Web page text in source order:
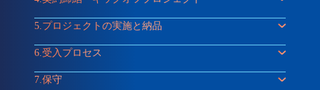
5. プロジェクトの実施と納品
6. 受入プロセス
7. 保守